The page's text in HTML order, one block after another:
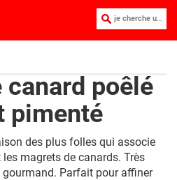
je cherche une recette :
poêlé
pimenté
des plus folles qui associe
magrets de canards. Très
Parfait pour affiner